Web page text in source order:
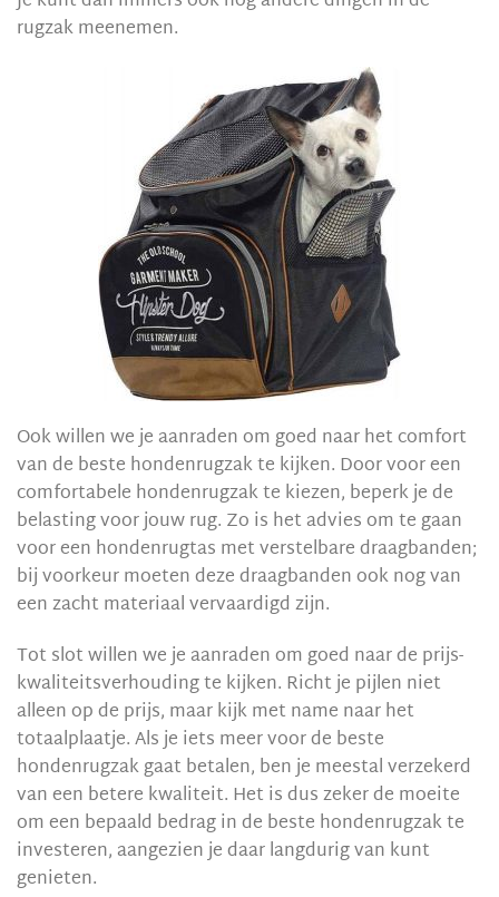
rugzak meenemen.
Ook willen we je aanraden om goed naar het comfort
van de beste hondenrugzak te kijken. Door voor een
comfortabele hondenrugzak te kiezen, beperk je de
belasting voor jouw rug. Zo is het advies om te gaan
voor een hondenrugtas met verstelbare draagbanden;
bij voorkeur moeten deze draagbanden ook nog van
een zacht materiaal vervaardigd zijn.
Tot slot willen we je aanraden om goed naar de prijs-
kwaliteitsverhouding te kijken. Richt je pijlen niet
alleen op de prijs, maar kijk met name naar het
totaalplaatje. Als je iets meer voor de beste
hondenrugzak gaat betalen, ben je meestal verzekerd
van een betere kwaliteit. Het is dus zeker de moeite
om een bepaald bedrag in de beste hondenrugzak te
investeren, aangezien je daar langdurig van kunt
genieten.